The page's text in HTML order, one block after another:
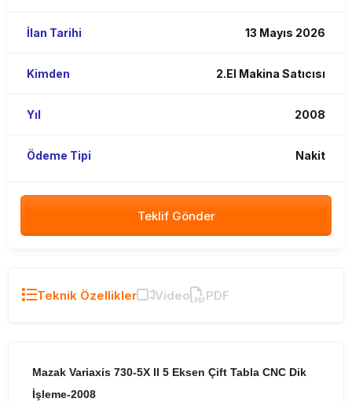
İlan Tarihi 13 Mayıs 2026
Kimden 2.El Makina Satıcısı
Yıl 2008
Ödeme Tipi Nakit
Teklif Gönder
Teknik Özellikler Video PDF
Mazak Variaxis 730-5X II 5 Eksen Çift Tabla CNC Dik
İşleme-2008